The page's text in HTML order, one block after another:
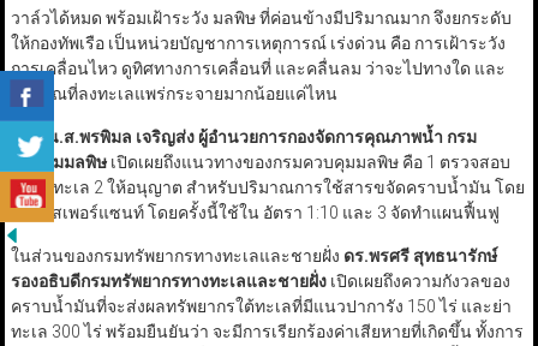
วาล์วได้หมด พร้อมเฝ้าระวัง มลพิษ ที่ค่อนข้างมีปริมาณมาก จึงยกระดับ
ให้กองทัพเรือ เป็นหน่วยบัญชาการเหตุการณ์ เร่งด่วน คือ การเฝ้าระวัง
การเคลื่อนไหว ดูทิศทางการเคลื่อนที่ และคลื่นลม ว่าจะไปทางใด และ
ปริมาณที่ลงทะเลแพร่กระจายมากน้อยแค่ไหน
ด้าน น.ส.พรพิมล เจริญส่ง ผู้อำนวยการกองจัดการคุณภาพน้ำ กรม
ควบคุมมลพิษเปิดเผยถึงแนวทางของกรมควบคุมมลพิษ คือ 1 ตรวจสอบ
ค่าน้ำทะเล 2 ให้อนุญาต สำหรับปริมาณการใช้สารขจัดคราบน้ำมัน โดย
สารดิสเพอร์แซนท์ โดยครั้งนี้ใช้ใน อัตรา 1:10 และ 3 จัดทำแผนฟื้นฟู
ในส่วนของกรมทรัพยากรทางทะเลและชายฝั่ง ดร.พรศรี สุทธนารักษ์
รองอธิบดีกรมทรัพยากรทางทะเลและชายฝั่งเปิดเผยถึงความกังวลของ
คราบน้ำมันที่จะส่งผลทรัพยากรใต้ทะเลที่มีแนวปาการัง 150 ไร่ และย่า
ทะเล 300 ไร่ พร้อมยืนยันว่า จะมีการเรียกร้องค่าเสียหายที่เกิดขึ้น ทั้งการ